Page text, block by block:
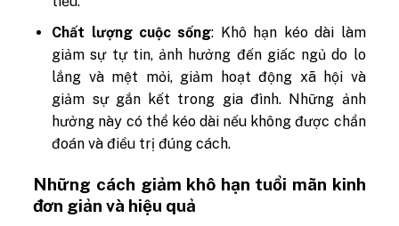
Chất lượng cuộc sống: Khô hạn kéo dài làm
giảm sự tự tin, ảnh hưởng đến giấc ngủ do lo
lắng và mệt mỏi, giảm hoạt động xã hội và
giảm sự gắn kết trong gia đình. Những ảnh
hưởng này có thể kéo dài nếu không được chẩn
đoán và điều trị đúng cách.
Những cách giảm khô hạn tuổi mãn kinh
đơn giản và hiệu quả